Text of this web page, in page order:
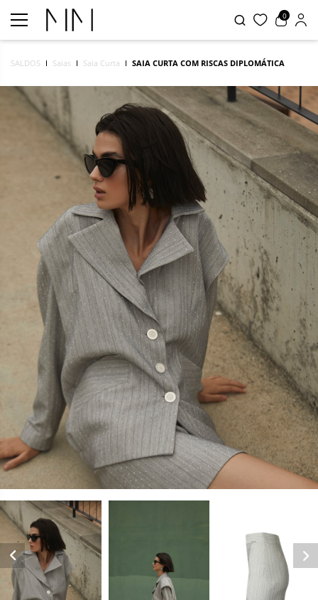
0
SALDOS Saias Saia Curta SAIA CURTA COM RISCAS DIPLOMÁTICA